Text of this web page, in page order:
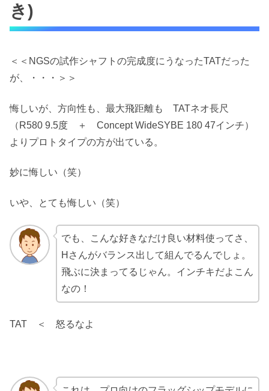
き)
＜＜NGSの試作シャフトの完成度にうなったTATだった
が、・・・＞＞
悔しいが、方向性も、最大飛距離も TATネオ長尺
（R580 9.5度 ＋ Concept WideSYBE 180 47インチ）
よりプロトタイプの方が出ている。
妙に悔しい（笑）
いや、とても悔しい（笑）
でも、こんな好きなだけ良い材料使ってさ、
Hさんがバランス出して組んでるんでしょ。
飛ぶに決まってるじゃん。インチキだよこん
なの！
TAT ＜ 怒るなよ